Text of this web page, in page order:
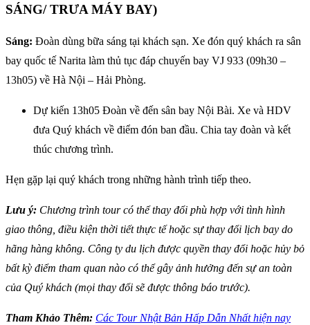
SÁNG/ TRƯA MÁY BAY)
Sáng: Đoàn dùng bữa sáng tại khách sạn. Xe đón quý khách ra sân
bay quốc tế Narita làm thủ tục đáp chuyến bay VJ 933 (09h30 –
13h05) về Hà Nội – Hải Phòng.
Dự kiến 13h05 Đoàn về đến sân bay Nội Bài. Xe và HDV
đưa Quý khách về điểm đón ban đầu. Chia tay đoàn và kết
thúc chương trình.
Hẹn gặp lại quý khách trong những hành trình tiếp theo.
Lưu ý: Chương trình tour có thể thay đổi phù hợp với tình hình
giao thông, điều kiện thời tiết thực tế hoặc sự thay đổi lịch bay do
hãng hàng không. Công ty du lịch được quyền thay đổi hoặc hủy bỏ
bất kỳ điểm tham quan nào có thể gây ảnh hưởng đến sự an toàn
của Quý khách (mọi thay đổi sẽ được thông báo trước).
Tham Khảo Thêm: Các Tour Nhật Bản Hấp Dẫn Nhất hiện nay